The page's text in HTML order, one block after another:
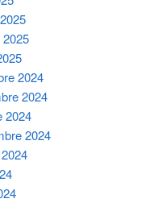
2024
2024
2024
2024